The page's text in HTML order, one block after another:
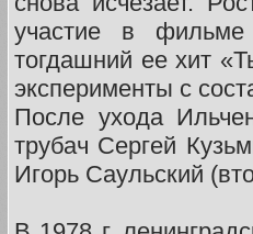
участие в
тогдашний ее хит
эксперименты с
После ухода
трубач Сергей
Игорь Саульский